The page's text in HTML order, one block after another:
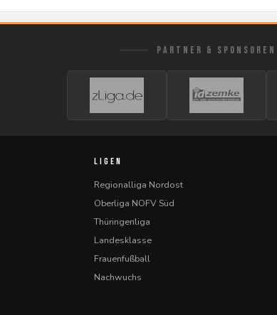
PARTNER & SPONSOREN
LIGEN
Regionalliga Nordost
Oberliga NOFV Süd
Thüringenliga
Landesklasse
Frauenfußball
Nachwuchs